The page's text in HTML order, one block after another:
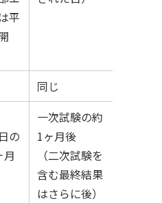
平
同じ
の
月
一次試験の約
1ヶ月後
（二次試験を
含む最終結果
はさらに後）